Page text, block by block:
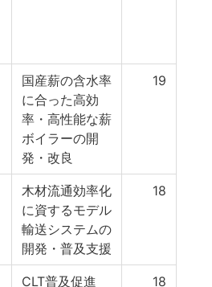
国産薪の含水率
に合った高効
率・高性能な薪
ボイラーの開
発・改良
19
木材流通効率化
に資するモデル
輸送システムの
開発・普及支援
18
CLT普及促進 18